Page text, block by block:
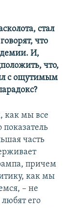
стал
что
И,
что,
с ощутимым
как мы все
показатель
часть
причем
как мы
– не
любят его